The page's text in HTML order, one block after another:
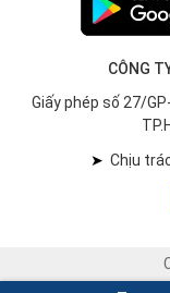
CÔNG
Giấy phép số 27/
➤ Chịu